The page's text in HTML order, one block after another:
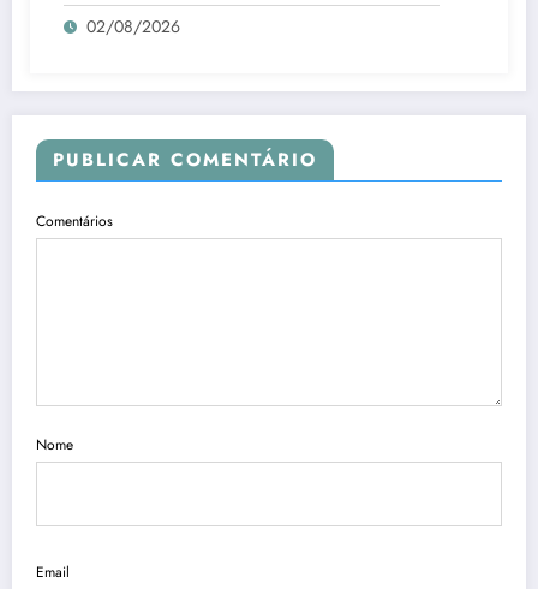
02/08/2026
PUBLICAR COMENTÁRIO
Comentários
Nome
Email